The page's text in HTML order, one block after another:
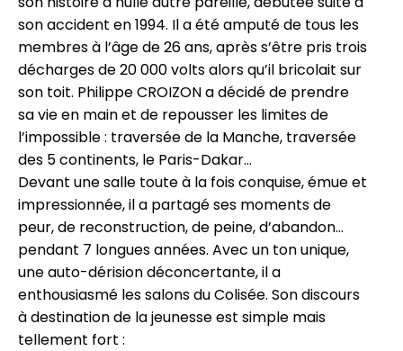
son accident en 1994. Il a été amputé de tous les
membres à l’âge de 26 ans, après s’être pris trois
décharges de 20 000 volts alors qu’il bricolait sur
son toit. Philippe CROIZON a décidé de prendre
sa vie en main et de repousser les limites de
l’impossible : traversée de la Manche, traversée
des 5 continents, le Paris-Dakar…
Devant une salle toute à la fois conquise, émue et
impressionnée, il a partagé ses moments de
peur, de reconstruction, de peine, d’abandon…
pendant 7 longues années. Avec un ton unique,
une auto-dérision déconcertante, il a
enthousiasmé les salons du Colisée. Son discours
à destination de la jeunesse est simple mais
tellement fort :